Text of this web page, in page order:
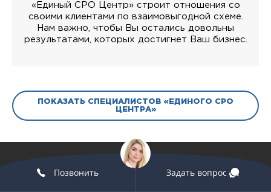
«Единый СРО Центр» строит отношения со
своими клиентами по взаимовыгодной схеме.
Нам важно, чтобы Вы остались довольны
результатами, которых достигнет Ваш бизнес.
ПОКАЗАТЬ СПЕЦИАЛИСТОВ «ЕДИНОГО СРО
ЦЕНТРА»
ВСТУПЛЕНИЕ В СРО
Позвонить Задать вопрос